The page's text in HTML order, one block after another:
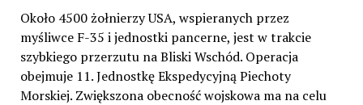
Około 4500 żołnierzy USA, wspieranych przez
myśliwce F-35 i jednostki pancerne, jest w trakcie
szybkiego przerzutu na Bliski Wschód. Operacja
obejmuje 11. Jednostkę Ekspedycyjną Piechoty
Morskiej. Zwiększona obecność wojskowa ma na celu